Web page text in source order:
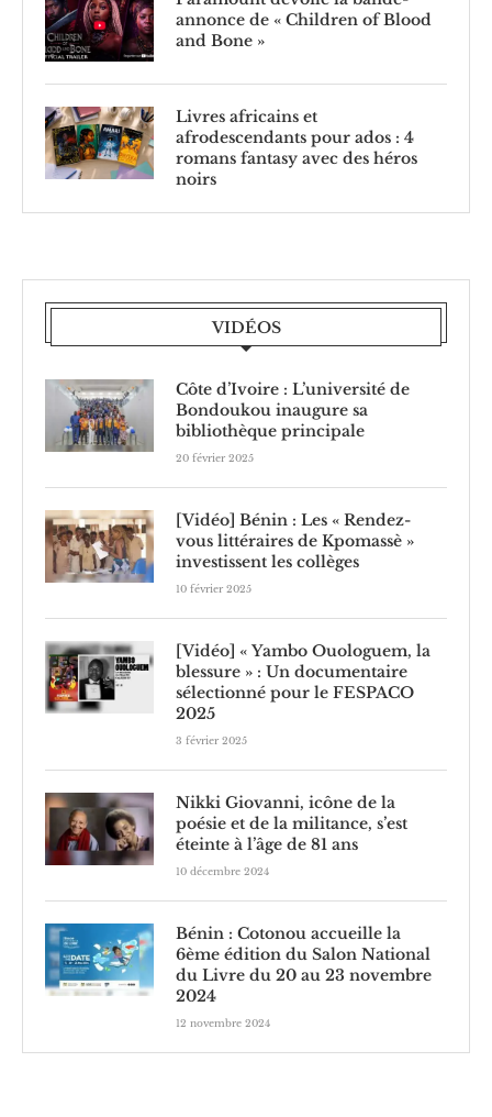
annonce de « Children of Blood
and Bone »
Livres africains et
afrodescendants pour ados : 4
romans fantasy avec des héros
noirs
VIDÉOS
Côte d’Ivoire : L’université de
Bondoukou inaugure sa
bibliothèque principale
20 février 2025
[Vidéo] Bénin : Les « Rendez-
vous littéraires de Kpomassè »
investissent les collèges
10 février 2025
[Vidéo] « Yambo Ouologuem, la
blessure » : Un documentaire
sélectionné pour le FESPACO
2025
3 février 2025
Nikki Giovanni, icône de la
poésie et de la militance, s’est
éteinte à l’âge de 81 ans
10 décembre 2024
Bénin : Cotonou accueille la
6ème édition du Salon National
du Livre du 20 au 23 novembre
2024
12 novembre 2024